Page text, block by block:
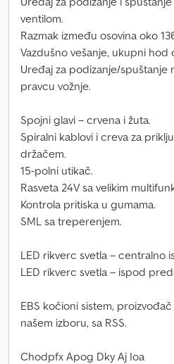
ventilom.
Razmak između osovina oko
Vazdušno vešanje, ukupni hod
Uređaj za podizanje/spuštanje
pravcu vožnje.
Spojni glavi – crvena i žuta.
Spiralni kablovi i creva za
držačem.
15-polni utikač.
Rasveta 24V sa velikim
Kontrola pritiska u gumama.
SML sa treperenjem.
LED rikverc svetla – centralno
LED rikverc svetla – ispod
EBS kočioni sistem,
našem izboru, sa RSS.
Chodpfx Apog Dky Aj Ioa